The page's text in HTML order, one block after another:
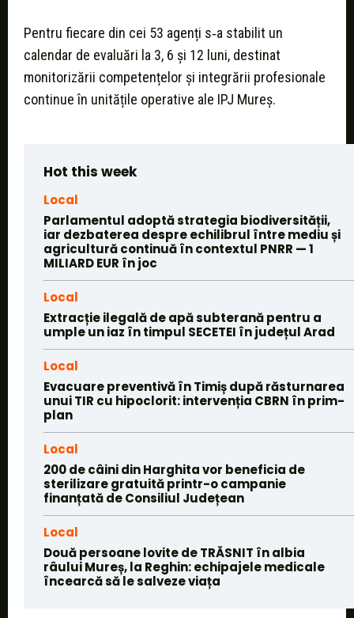
Pentru fiecare din cei 53 agenți s‑a stabilit un
calendar de evaluări la 3, 6 și 12 luni, destinat
monitorizării competențelor și integrării profesionale
continue în unitățile operative ale IPJ Mureș.
Hot this week
Local
Parlamentul adoptă strategia biodiversității,
iar dezbaterea despre echilibrul între mediu și
agricultură continuă în contextul PNRR — 1
MILIARD EUR în joc
Local
Extracție ilegală de apă subterană pentru a
umple un iaz în timpul SECETEI în județul Arad
Local
Evacuare preventivă în Timiș după răsturnarea
unui TIR cu hipoclorit: intervenția CBRN în prim-
plan
Local
200 de câini din Harghita vor beneficia de
sterilizare gratuită printr-o campanie
finanțată de Consiliul Județean
Local
Două persoane lovite de TRĂSNIT în albia
râului Mureș, la Reghin: echipajele medicale
încearcă să le salveze viața